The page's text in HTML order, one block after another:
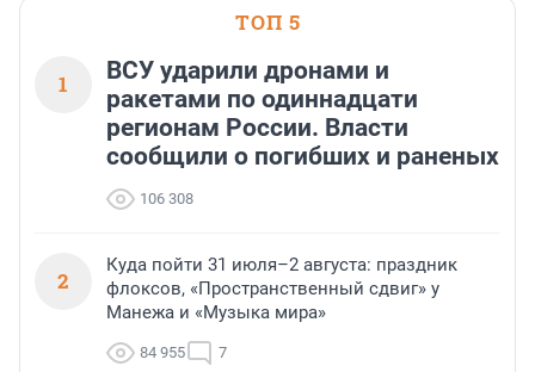
ТОП 5
1
ВСУ ударили дронами и
ракетами по одиннадцати
регионам России. Власти
сообщили о погибших и раненых
106 308
2
Куда пойти 31 июля–2 августа: праздник
флоксов, «Пространственный сдвиг» у
Манежа и «Музыка мира»
84 955 7